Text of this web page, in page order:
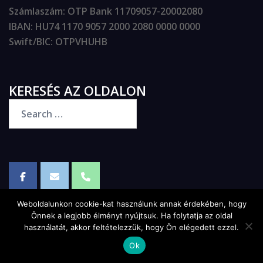
Számlaszám: OTP Bank 11709057-20002080
IBAN: HU74 1170 9057 2000 2080 0000 0000
Swift/BIC: OTPVHUHB
KERESÉS AZ OLDALON
© 2026 NAZCA Mérnökiroda
Weboldalunkon cookie-kat használunk annak érdekében, hogy
Önnek a legjobb élményt nyújtsuk. Ha folytatja az oldal
használatát, akkor feltételezzük, hogy Ön elégedett ezzel.
Ok